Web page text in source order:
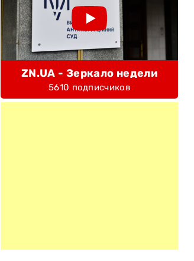
ZN.UA - Зеркало недели
5610 подписчиков